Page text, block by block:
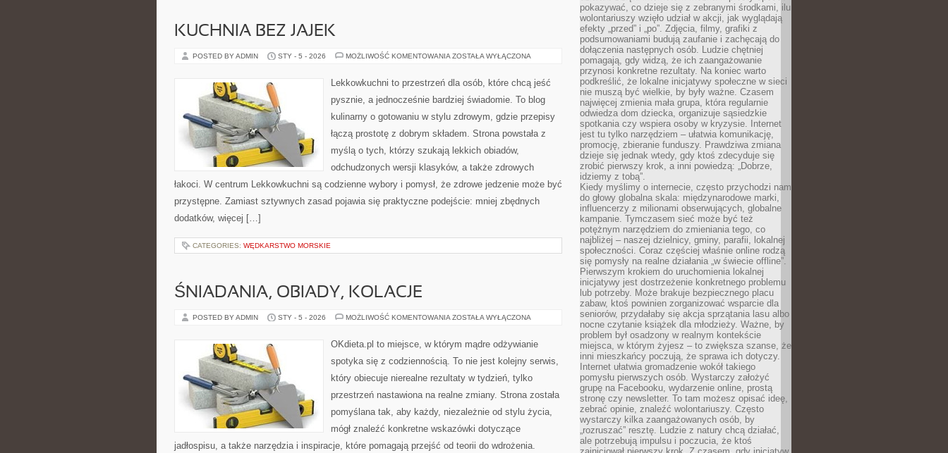
KUCHNIA BEZ JAJEK
POSTED BY ADMIN STY - 5 - 2026 MOŻLIWOŚĆ KOMENTOWANIA KUCHNIA
ZOSTAŁA WYŁĄCZONA
Lekkowkuchni to przestrzeń dla osób, które chcą jeść
pysznie, a jednocześnie bardziej świadomie. To blog
kulinarny o gotowaniu w stylu zdrowym, gdzie przepisy
łączą prostotę z dobrym składem. Strona powstała z
myślą o tych, którzy szukają lekkich obiadów,
odchudzonych wersji klasyków, a także zdrowych
łakoci. W centrum Lekkowkuchni są codzienne wybory i pomysł, że zdrowe jedzenie może być
przystępne. Zamiast sztywnych zasad pojawia się praktyczne podejście: mniej zbędnych
dodatków, więcej […]
CATEGORIES: WĘDKARSTWO MORSKIE
ŚNIADANIA, OBIADY, KOLACJE
POSTED BY ADMIN STY - 5 - 2026 MOŻLIWOŚĆ KOMENTOWANIA ŚNIADANIA,
ZOSTAŁA WYŁĄCZONA
OKdieta.pl to miejsce, w którym mądre odżywianie
spotyka się z codziennością. To nie jest kolejny serwis,
który obiecuje nierealne rezultaty w tydzień, tylko
przestrzeń nastawiona na realne zmiany. Strona została
pomyślana tak, aby każdy, niezależnie od stylu życia,
mógł znaleźć konkretne wskazówki dotyczące
jadłospisu, a także narzędzia i inspiracje, które pomagają przejść od teorii do wdrożenia.
pokazywać, co dzieje się z zebranymi środkami, ilu
wolontariuszy wzięło udział w akcji, jak wyglądają
efekty „przed” i „po”. Zdjęcia, filmy, grafiki z
podsumowaniami budują zaufanie i zachęcają do
dołączenia następnych osób. Ludzie chętniej
pomagają, gdy widzą, że ich zaangażowanie
przynosi konkretne rezultaty. Na koniec warto
podkreślić, że lokalne inicjatywy społeczne w sieci
nie muszą być wielkie, by były ważne. Czasem
najwięcej zmienia mała grupa, która regularnie
odwiedza dom dziecka, organizuje sąsiedzkie
spotkania czy wspiera osoby w kryzysie. Internet
jest tu tylko narzędziem – ułatwia komunikację,
promocję, zbieranie funduszy. Prawdziwa zmiana
dzieje się jednak wtedy, gdy ktoś zdecyduje się
zrobić pierwszy krok, a inni powiedzą: „Dobrze,
idziemy z tobą”.
Kiedy myślimy o internecie, często przychodzi nam
do głowy globalna skala: międzynarodowe marki,
influencerzy z milionami obserwujących, globalne
kampanie. Tymczasem sieć może być też
potężnym narzędziem do zmieniania tego, co
najbliżej – naszej dzielnicy, gminy, parafii, lokalnej
społeczności. Coraz częściej właśnie online rodzą
się pomysły na realne działania „w świecie offline”.
Pierwszym krokiem do uruchomienia lokalnej
inicjatywy jest dostrzeżenie konkretnego problemu
lub potrzeby. Może brakuje bezpiecznego placu
zabaw, ktoś powinien zorganizować wsparcie dla
seniorów, przydałaby się akcja sprzątania lasu albo
nocne czytanie książek dla młodzieży. Ważne, by
problem był osadzony w realnym kontekście
miejsca, w którym żyjesz – to zwiększa szanse, że
inni mieszkańcy poczują, że sprawa ich dotyczy.
Internet ułatwia gromadzenie wokół takiego
pomysłu pierwszych osób. Wystarczy założyć
grupę na Facebooku, wydarzenie online, prostą
stronę czy newsletter. To tam możesz opisać ideę,
zebrać opinie, znaleźć wolontariuszy. Często
wystarczy kilka zaangażowanych osób, by
„rozruszać” resztę. Ludzie z natury chcą działać,
ale potrzebują impulsu i poczucia, że ktoś